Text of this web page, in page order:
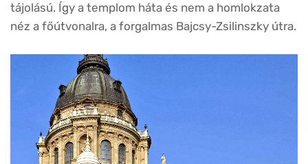
tájolású. Így a templom háta és nem a homlokzata
néz a főútvonalra, a forgalmas Bajcsy-Zsilinszky útra.